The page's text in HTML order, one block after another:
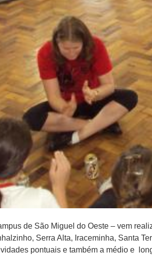
de São Miguel do Oeste – vem
Serra Alta, Iraceminha, Santa
pontuais e também a médio e